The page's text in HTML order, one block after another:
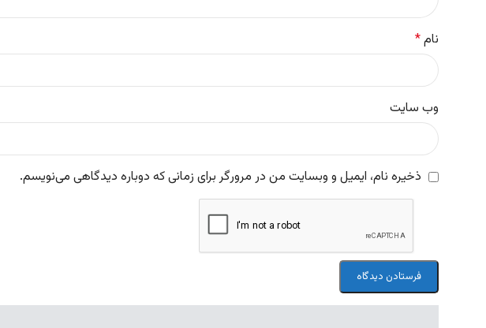
نام*
وب‌ سایت
ذخیره نام، ایمیل و وبسایت من در مرورگر برای زمانی که دوباره دیدگاهی می‌نویسم.